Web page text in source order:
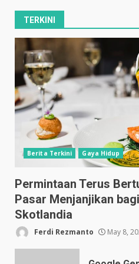
TERKINI
Berita Terkini Gaya Hidup
Permintaan Terus
Pasar Menjanjikan
Skotlandia
Ferdi Rezmanto May 8,